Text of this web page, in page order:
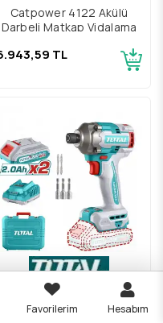
Catpower 4122 Akülü
Darbeli Matkap Vidalama
TL
Total TIRLI2028E Akülü
Darbeli Vidalama 285 Nm
Favorilerim Hesabım